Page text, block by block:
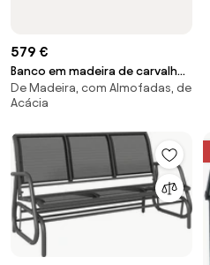
579 €
Banco em madeira de carvalho
estofado Chandler
De Madeira, com Almofadas, de
Acácia